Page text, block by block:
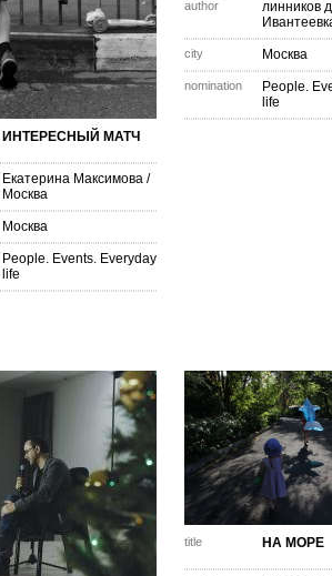
ИНТЕРЕСНЫЙ МАТЧ
Екатерина Максимова /
Москва
Москва
People. Events. Everyday
life
author линников
city Москва
nomination
People.
life
title НА МОРЕ